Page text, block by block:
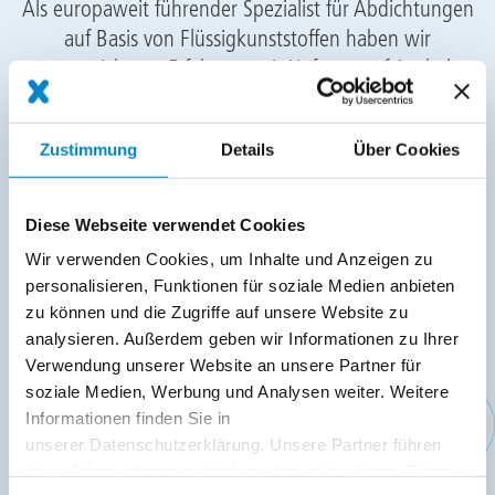
Zustimmung Details Über Cookies
Diese Webseite verwendet Cookies
Wir verwenden Cookies, um Inhalte und Anzeigen zu
personalisieren, Funktionen für soziale Medien anbieten
zu können und die Zugriffe auf unsere Website zu
analysieren. Außerdem geben wir Informationen zu Ihrer
Verwendung unserer Website an unsere Partner für
soziale Medien, Werbung und Analysen weiter. Weitere
Informationen finden Sie in
unserer Datenschutzerklärung. Unsere Partner führen
Als europaweit führender Spezialist für Abdichtungen
auf Basis von Flüssigkunststoffen haben wir
ausgezeichnete Erfahrung mit Haftung auf Asphalt,
Bitumen und Beton. Unsere innovativen Lösungen für
Infrastruktur bieten Ihnen gleich mehrere Vorteile: Sie
sind einfach und schnell zu verarbeiten, sie sind
ausgesprochen langlebig und das Ergebnis ist optisch
ansprechend. Triflex Lösungen sind die erste Wahl,
wenn es um nachhaltige, schnelle und kostengünstige
Sanierung und Instandhaltung geht.
Die Triflex Repro-Produkte können „kalt an kalt“ für
unterschiedliche Anwendungstemperaturen
eingesetzt werden und sind auch für die
Reparatur/Sanierung kleinerer Flächen geeignet.